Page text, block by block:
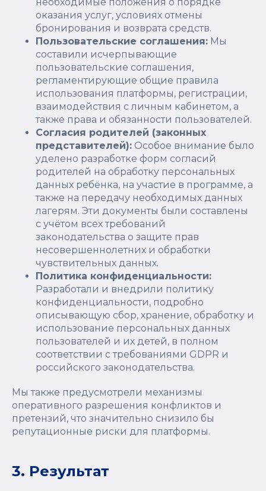
оказания услуг, условиях отмены
бронирования и возврата средств.
Пользовательские соглашения: Мы
составили исчерпывающие
пользовательские соглашения,
регламентирующие общие правила
использования платформы, регистрации,
взаимодействия с личным кабинетом, а
также права и обязанности пользователей.
Согласия родителей (законных
представителей): Особое внимание было
уделено разработке форм согласий
родителей на обработку персональных
данных ребёнка, на участие в программе, а
также на передачу необходимых данных
лагерям. Эти документы были составлены
с учётом всех требований
законодательства о защите прав
несовершеннолетних и обработки
чувствительных данных.
Политика конфиденциальности:
Разработали и внедрили политику
конфиденциальности, подробно
описывающую сбор, хранение, обработку и
использование персональных данных
пользователей и их детей, в полном
соответствии с требованиями GDPR и
российского законодательства.
Мы также предусмотрели механизмы
оперативного разрешения конфликтов и
претензий, что значительно снизило бы
репутационные риски для платформы.
3. Результат